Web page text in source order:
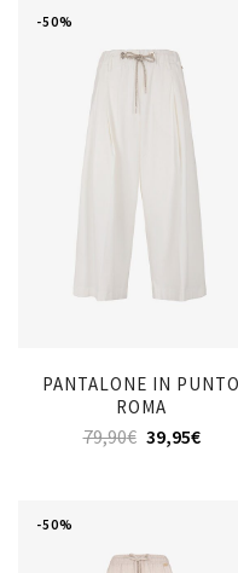
-50%
PANTALONE IN PUNTO
ROMA
79,90€ 39,95€
-50%